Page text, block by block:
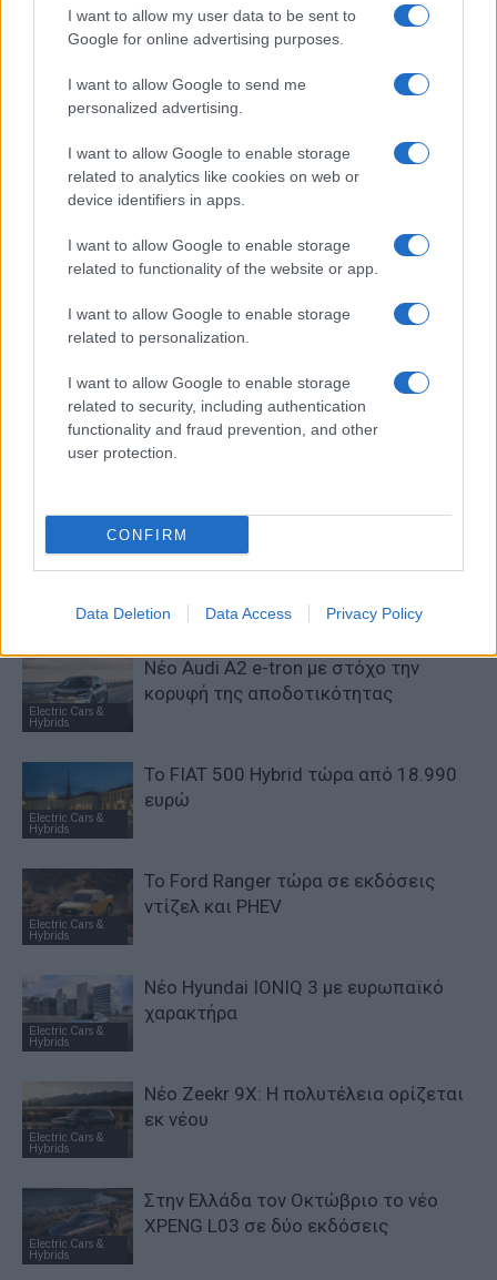
I want to allow my user data to be sent to
Google for online advertising purposes.
I want to allow Google to send me
personalized advertising.
I want to allow Google to enable storage
related to analytics like cookies on web or
device identifiers in apps.
I want to allow Google to enable storage
related to functionality of the website or app.
I want to allow Google to enable storage
related to personalization.
I want to allow Google to enable storage
related to security, including authentication
functionality and fraud prevention, and other
user protection.
CONFIRM
Data Deletion Data Access Privacy Policy
ESG Report 2025: Πώς η ΑΒ Βασιλόπουλος μετατρέπει τη
ΕΤΙΚΕΤΕΣ BEV Grandland Opel STELLANTIS
Ηλεκτροκίνηση
Προηγούμενο άρθρο
ΕΕ: Συμφωνήθηκε ο νέος
κανονισμός AFIR
Πόλεμος τιμών αυτοκινήτων
ΠΑΡΟΜΟΙΑ ΑΡΘΡΑ
ΠΕΡΙΣΣΟΤΕΡΑ ΑΠΟ ΤΟΝ ΔΗΜΙΟΥΡΓΟ
Electric Cars &
Hybrids
Νέο Audi A2 e-tron με στόχο την
κορυφή της αποδοτικότητας
Electric Cars &
Hybrids
Το FIAT 500 Hybrid τώρα από 18.990
ευρώ
Electric Cars &
Hybrids
Το Ford Ranger τώρα σε εκδόσεις
ντίζελ και PHEV
Electric Cars &
Hybrids
Νέο Hyundai IONIQ 3 με ευρωπαϊκό
χαρακτήρα
Electric Cars &
Hybrids
Νέο Zeekr 9X: Η πολυτέλεια ορίζεται
εκ νέου
Electric Cars &
Hybrids
Στην Ελλάδα τον Οκτώβριο το νέο
XPENG L03 σε δύο εκδόσεις